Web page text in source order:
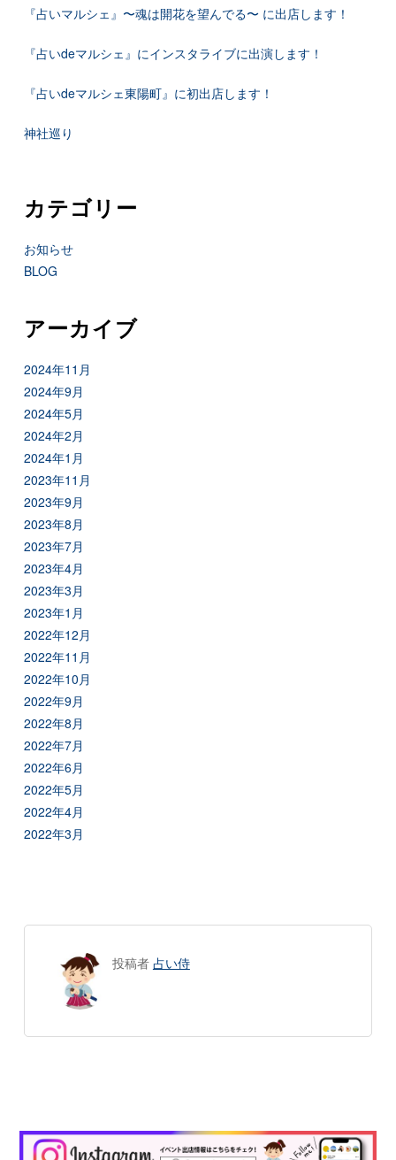
『占いマルシェ』〜魂は開花を望んでる〜 に出店します！
『占いdeマルシェ』にインスタライブに出演します！
『占いdeマルシェ東陽町』に初出店します！
神社巡り
カテゴリー
お知らせ
BLOG
アーカイブ
2024年11月
2024年9月
2024年5月
2024年2月
2024年1月
2023年11月
2023年9月
2023年8月
2023年7月
2023年4月
2023年3月
2023年1月
2022年12月
2022年11月
2022年10月
2022年9月
2022年8月
2022年7月
2022年6月
2022年5月
2022年4月
2022年3月
投稿者 占い侍